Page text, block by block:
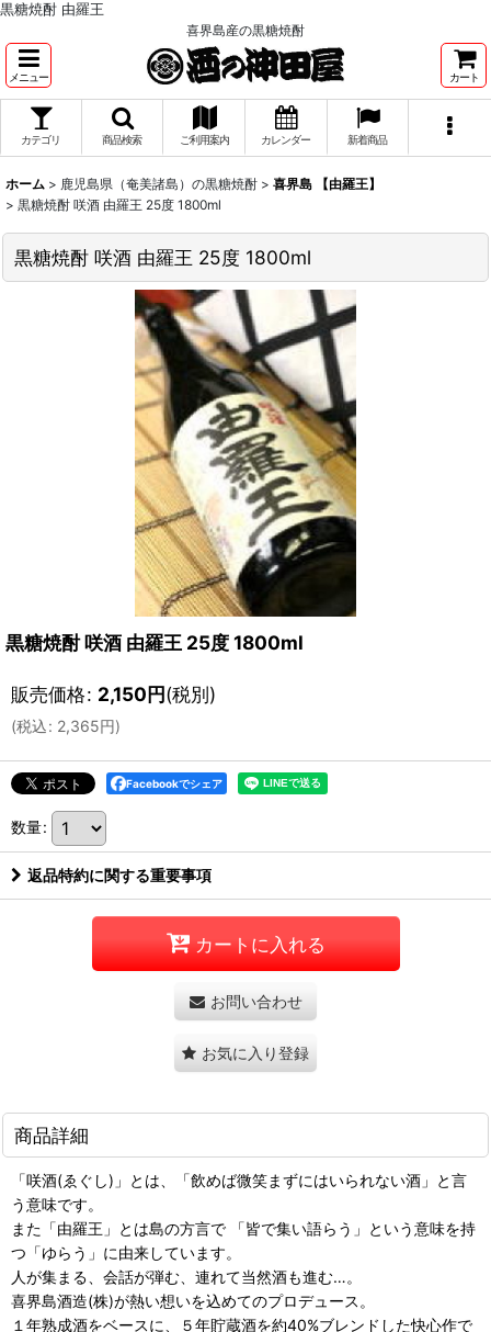
黒糖焼酎 由羅王
喜界島産の黒糖焼酎
メニュー カート
カテゴリ 商品検索 ご利用案内 カレンダー 新着商品
ホーム > 鹿児島県（奄美諸島）の黒糖焼酎 > 喜界島 【由羅王】
> 黒糖焼酎 咲酒 由羅王 25度 1800ml
黒糖焼酎 咲酒 由羅王 25度 1800ml
黒糖焼酎 咲酒 由羅王 25度 1800ml
販売価格: 2,150円(税別)
(税込: 2,365円)
Facebookでシェア
数量:
返品特約に関する重要事項
カートに入れる
お問い合わせ
お気に入り登録
商品詳細
「咲酒(ゑぐし)」とは、「飲めば微笑まずにはいられない酒」と言
う意味です。
また「由羅王」とは島の方言で 「皆で集い語らう」という意味を持
つ「ゆらう」に由来しています。
人が集まる、会話が弾む、連れて当然酒も進む…。
喜界島酒造(株)が熱い想いを込めてのプロデュース。
１年熟成酒をベースに、５年貯蔵酒を約40%ブレンドした快心作で